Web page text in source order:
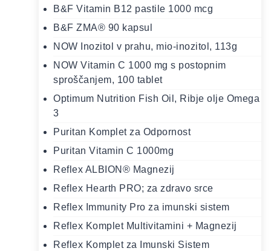
B&F Vitamin B12 pastile 1000 mcg
B&F ZMA® 90 kapsul
NOW Inozitol v prahu, mio-inozitol, 113g
NOW Vitamin C 1000 mg s postopnim
sproščanjem, 100 tablet
Optimum Nutrition Fish Oil, Ribje olje Omega
3
Puritan Komplet za Odpornost
Puritan Vitamin C 1000mg
Reflex ALBION® Magnezij
Reflex Hearth PRO; za zdravo srce
Reflex Immunity Pro za imunski sistem
Reflex Komplet Multivitamini + Magnezij
Reflex Komplet za Imunski Sistem